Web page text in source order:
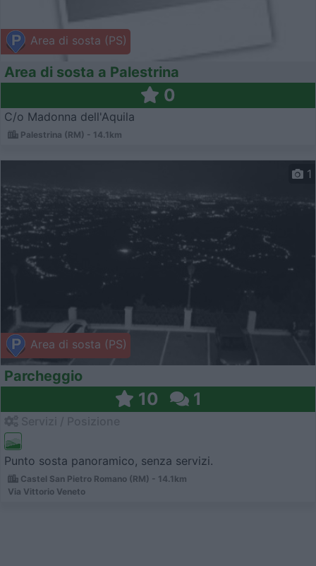
Area di sosta (PS)
Area di sosta a Palestrina
0
C/o Madonna dell'Aquila
Palestrina (RM) - 14.1km
Area di sosta (PS)
1
Parcheggio
10 1
Punto sosta panoramico, senza servizi.
Castel San Pietro Romano (RM) - 14.1km
Via Vittorio Veneto